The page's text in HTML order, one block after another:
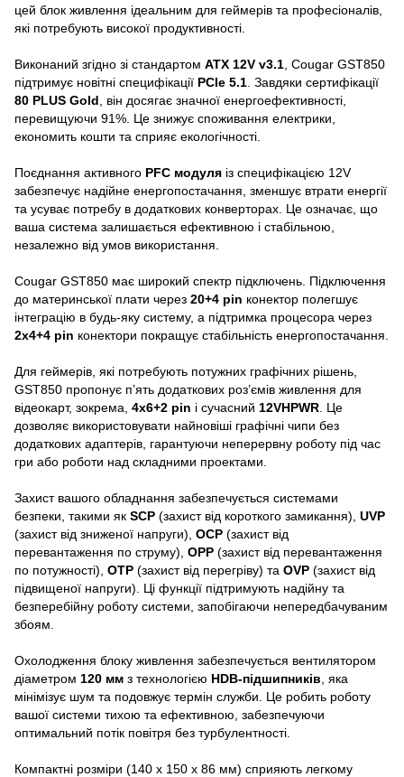
цей блок живлення ідеальним для геймерів та професіоналів,
які потребують високої продуктивності.
Виконаний згідно зі стандартом ATX 12V v3.1 , Cougar GST850
підтримує новітні специфікації PCIe 5.1 . Завдяки сертифікації
80 PLUS Gold , він досягає значної енергоефективності,
перевищуючи 91%. Це знижує споживання електрики,
економить кошти та сприяє екологічності.
Поєднання активного PFC модуля із специфікацією 12V
забезпечує надійне енергопостачання, зменшує втрати енергії
та усуває потребу в додаткових конверторах. Це означає, що
ваша система залишається ефективною і стабільною,
незалежно від умов використання.
Cougar GST850 має широкий спектр підключень. Підключення
до материнської плати через 20+4 pin конектор полегшує
інтеграцію в будь-яку систему, а підтримка процесора через
2x4+4 pin конектори покращує стабільність енергопостачання.
Для геймерів, які потребують потужних графічних рішень,
GST850 пропонує п’ять додаткових роз’ємів живлення для
відеокарт, зокрема, 4x6+2 pin і сучасний 12VHPWR . Це
дозволяє використовувати найновіші графічні чипи без
додаткових адаптерів, гарантуючи неперервну роботу під час
гри або роботи над складними проектами.
Захист вашого обладнання забезпечується системами
безпеки, такими як SCP (захист від короткого замикання), UVP
(захист від зниженої напруги), OCP (захист від
перевантаження по струму), OPP (захист від перевантаження
по потужності), OTP (захист від перегріву) та OVP (захист від
підвищеної напруги). Ці функції підтримують надійну та
безперебійну роботу системи, запобігаючи непередбачуваним
збоям.
Охолодження блоку живлення забезпечується вентилятором
діаметром 120 мм з технологією HDB-підшипників , яка
мінімізує шум та подовжує термін служби. Це робить роботу
вашої системи тихою та ефективною, забезпечуючи
оптимальний потік повітря без турбулентності.
Компактні розміри (140 х 150 х 86 мм) сприяють легкому